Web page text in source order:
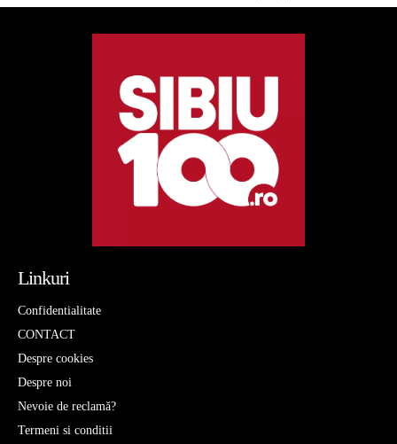
Linkuri
Confidentialitate
CONTACT
Despre cookies
Despre noi
Nevoie de reclamă?
Termeni si conditii